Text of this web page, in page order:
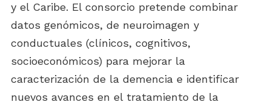
y el Caribe. El consorcio pretende combinar
datos genómicos, de neuroimagen y
conductuales (clínicos, cognitivos,
socioeconómicos) para mejorar la
caracterización de la demencia e identificar
nuevos avances en el tratamiento de la